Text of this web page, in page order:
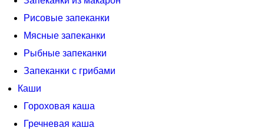
Рисовые запеканки
Мясные запеканки
Рыбные запеканки
Запеканки с грибами
Каши
Гороховая каша
Гречневая каша